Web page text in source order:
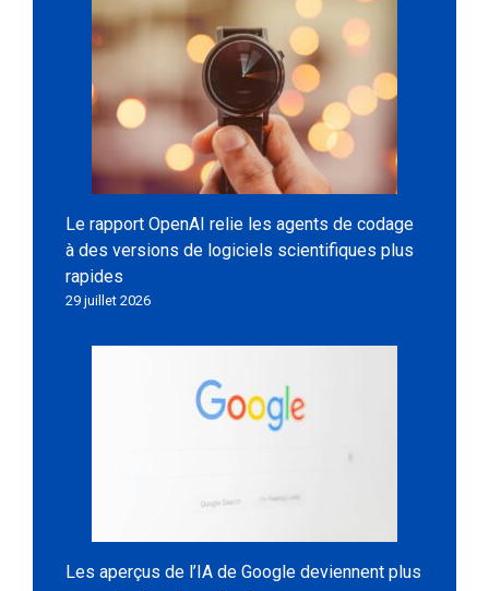
Le rapport OpenAI relie les agents de codage
à des versions de logiciels scientifiques plus
rapides
29 juillet 2026
Les aperçus de l’IA de Google deviennent plus